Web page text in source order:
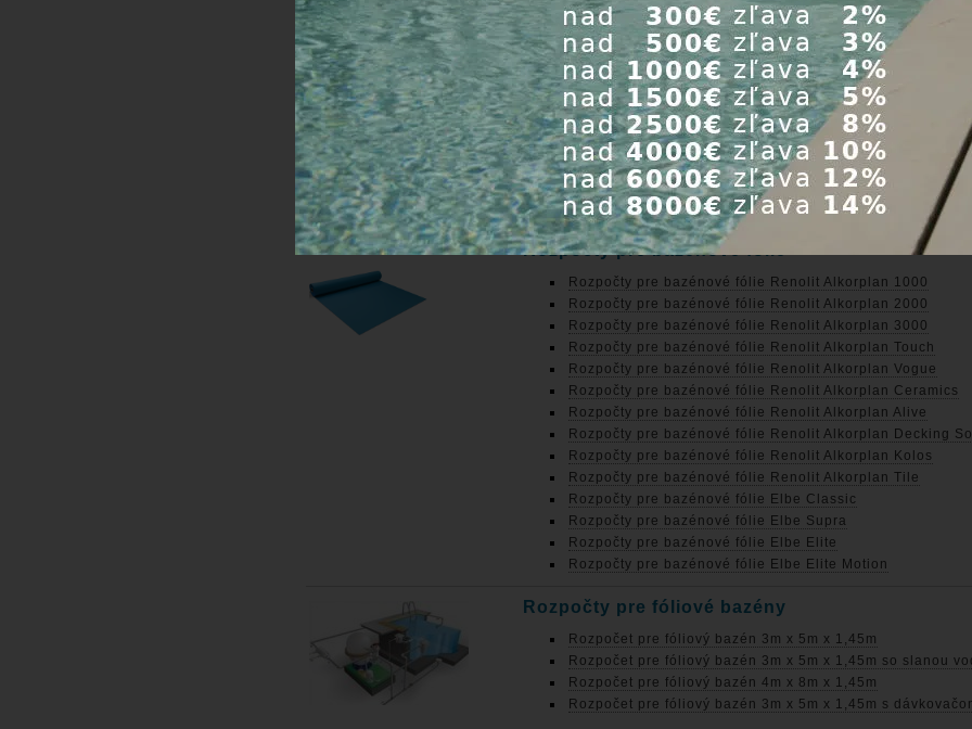
Cena s DPH:7 232,40 €
Kúpiť
Na objednávku
ROZPOČTY PRE BAZÉNY
Rozpočty pre bazénové fólie
Rozpočty pre bazénové fólie Renolit Alkorplan 1000
Rozpočty pre bazénové fólie Renolit Alkorplan 2000
Rozpočty pre bazénové fólie Renolit Alkorplan 3000
Rozpočty pre bazénové fólie Renolit Alkorplan Touch
Rozpočty pre bazénové fólie Renolit Alkorplan Vogue
Rozpočty pre bazénové fólie Renolit Alkorplan Ceramics
Rozpočty pre bazénové fólie Renolit Alkorplan Alive
Rozpočty pre bazénové fólie Renolit Alkorplan Decking
Rozpočty pre bazénové fólie Renolit Alkorplan Kolos
Rozpočty pre bazénové fólie Renolit Alkorplan Tile
Rozpočty pre bazénové fólie Elbe Classic
Rozpočty pre bazénové fólie Elbe Supra
Rozpočty pre bazénové fólie Elbe Elite
Rozpočty pre bazénové fólie Elbe Elite Motion
Rozpočty pre fóliové bazény
Rozpočet pre fóliový bazén 3m x 5m x 1,45m
Rozpočet pre fóliový bazén 3m x 5m x 1,45m so slanou
Rozpočet pre fóliový bazén 4m x 8m x 1,45m
Rozpočet pre fóliový bazén 3m x 5m x 1,45m s